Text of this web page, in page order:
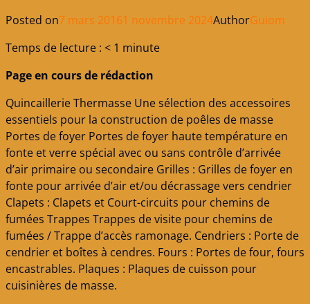
Posted on7 mars 20161 novembre 2024AuthorGuiom
Temps de lecture : < 1 minute
Page en cours de rédaction
Quincaillerie Thermasse Une sélection des accessoires
essentiels pour la construction de poêles de masse
Portes de foyer Portes de foyer haute température en
fonte et verre spécial avec ou sans contrôle d’arrivée
d’air primaire ou secondaire Grilles : Grilles de foyer en
fonte pour arrivée d’air et/ou décrassage vers cendrier
Clapets : Clapets et Court-circuits pour chemins de
fumées Trappes Trappes de visite pour chemins de
fumées / Trappe d’accès ramonage. Cendriers : Porte de
cendrier et boîtes à cendres. Fours : Portes de four, fours
encastrables. Plaques : Plaques de cuisson pour
cuisinières de masse.